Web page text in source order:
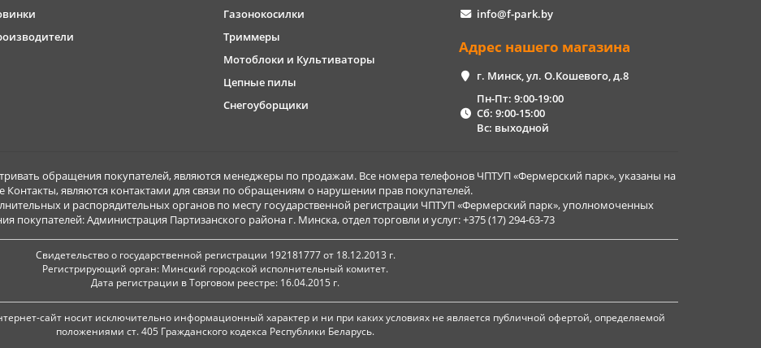
Газонокосилки
Триммеры
Мотоблоки и Культиваторы
Цепные пилы
Снегоуборщики
info@f-park.by
Адрес нашего магазина
г. Минск, ул. О.Кошевого, д.8
Пн-Пт: 9:00-19:00
Сб: 9:00-15:00
Вс: выходной
обращения покупателей, являются менеджеры по продажам. Все номера телефонов ЧПТУП «Фермерский парк», указаны на
Контакты, являются контактами для связи по обращениям о нарушении прав покупателей.
и распорядительных органов по месту государственной регистрации ЧПТУП «Фермерский парк», уполномоченных
покупателей: Администрация Партизанского района г. Минска, отдел торговли и услуг: +375 (17) 294-63-73
Свидетельство о государственной регистрации 192181777 от 18.12.2013 г.
Регистрирующий орган: Минский городской исполнительный комитет.
Дата регистрации в Торговом реестре: 16.04.2015 г.
сайт носит исключительно информационный характер и ни при каких условиях не является публичной офертой, определяемой
положениями ст. 405 Гражданского кодекса Республики Беларусь.